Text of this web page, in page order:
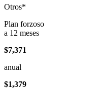
Otros*
Plan forzoso
a 12 meses
$7,371
anual
$1,379